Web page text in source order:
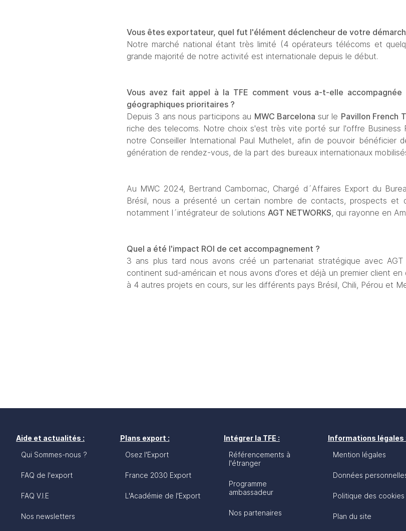
Vous êtes exportateur, quel fut l'élément déclencheur de votre
Notre marché national étant très limité (4 opérateurs télécoms et
grande majorité de notre activité est internationale depuis le début.
Vous avez fait appel à la TFE comment vous a-t-elle accompagnée
géographiques prioritaires ?
Depuis 3 ans nous participons au MWC Barcelona sur le Pavillon French
riche des telecoms. Notre choix s'est très vite porté sur l'offre Business
notre Conseiller International Paul Muthelet, afin de pouvoir bénéficier
génération de rendez-vous, de la part des bureaux internationaux
Au MWC 2024, Bertrand Cambornac, Chargé d´Affaires Export du
Brésil, nous a présenté un certain nombre de contacts, prospects et
notamment l´intégrateur de solutions AGT NETWORKS, qui rayonne en
Quel a été l'impact ROI de cet accompagnement ?
3 ans plus tard nous avons créé un partenariat stratégique avec
continent sud-américain et nous avons d'ores et déjà un premier client
à 4 autres projets en cours, sur les différents pays Brésil, Chili, Pérou et
Aide et actualités :
Qui Sommes-nous ?
FAQ de l'export
FAQ V.I.E
Nos newsletters
Plans export :
Osez l'Export
France 2030 Export
L'Académie de l'Export
Intégrer la TFE :
Référencements à
l'étranger
Programme
ambassadeur
Nos partenaires
Informations légales
Mention légales
Données
Politique des cookies
Plan du site